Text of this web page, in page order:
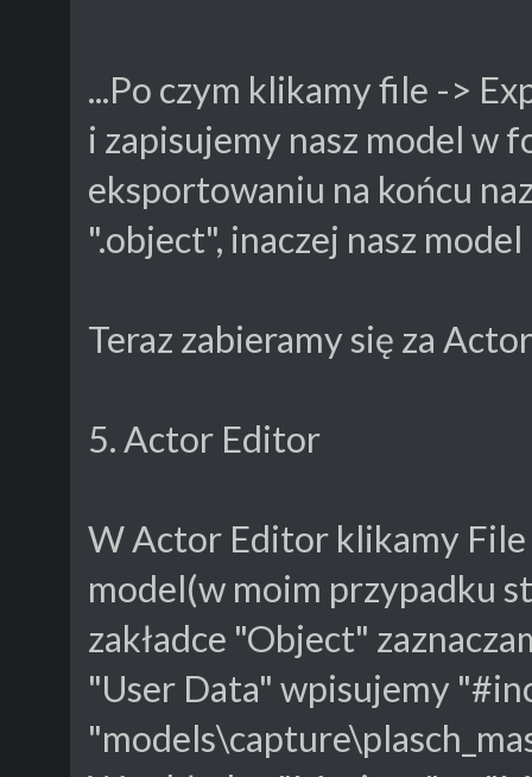
...Po czym klikamy file ->
i zapisujemy nasz model w
eksportowaniu na końcu
".object", inaczej nasz
Teraz zabieramy się za
5. Actor Editor
W Actor Editor klikamy File
model(w moim przypadku
zakładce "Object"
"User Data" wpisujemy